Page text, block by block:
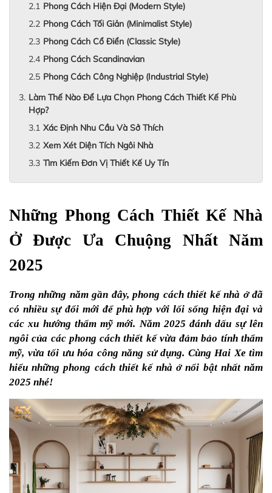
Phong Cách Hiện Đại (Modern Style)
Phong Cách Tối Giản (Minimalist Style)
Phong Cách Cổ Điển (Classic Style)
Phong Cách Scandinavian
Phong Cách Công Nghiệp (Industrial Style)
Làm Thế Nào Để Lựa Chọn Phong Cách Thiết Kế Phù
Hợp?
Xác Định Nhu Cầu Và Sở Thích
Xem Xét Diện Tích Ngôi Nhà
Tìm Kiếm Đơn Vị Thiết Kế Uy Tín
Những Phong Cách Thiết Kế Nhà
Ở Được Ưa Chuộng Nhất Năm
2025
Trong những năm gần đây, phong cách thiết kế nhà ở đã
có nhiều sự đổi mới để phù hợp với lối sống hiện đại và
các xu hướng thẩm mỹ mới. Năm 2025 đánh dấu sự lên
ngôi của các phong cách thiết kế vừa đảm bảo tính thẩm
mỹ, vừa tối ưu hóa công năng sử dụng. Cùng Hai Xe tìm
hiểu những phong cách thiết kế nhà ở nổi bật nhất năm
2025 nhé!